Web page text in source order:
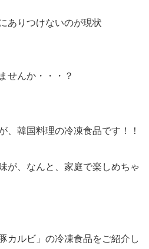
ありつけないのが現状
せんか・・・？
、韓国料理の冷凍食品です！！
が、なんと、家庭で楽しめちゃ
カルビ」の冷凍食品をご紹介し